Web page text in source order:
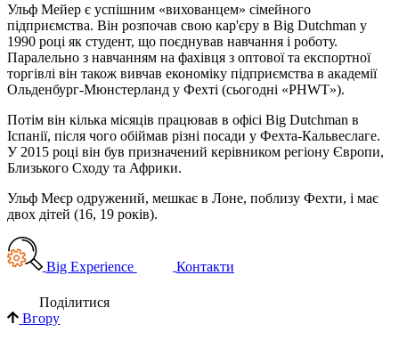
Ульф Мейер є успішним «вихованцем» сімейного
підприємства. Він розпочав свою кар'єру в Big Dutchman у
1990 році як студент, що поєднував навчання і роботу.
Паралельно з навчанням на фахівця з оптової та експортної
торгівлі він також вивчав економіку підприємства в академії
Ольденбург-Мюнстерланд у Фехті (сьогодні «PHWT»).
​Потім він кілька місяців працював в офісі Big Dutchman в
Іспанії, після чого обіймав різні посади у Фехта-Кальвеслаге.
У 2015 році він був призначений керівником регіону Європи,
Близького Сходу та Африки.
Ульф Меєр одружений, мешкає в Лоне, поблизу Фехти, і має
двох дітей (16, 19 років).
Big Experience Контакти
Поділи­тися
Вгору